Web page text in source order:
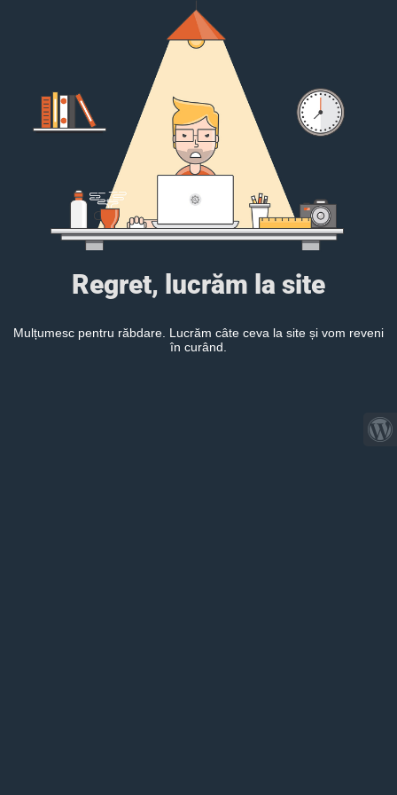
Regret, lucrăm la site
Mulțumesc pentru răbdare. Lucrăm câte ceva la site și vom reveni
în curând.